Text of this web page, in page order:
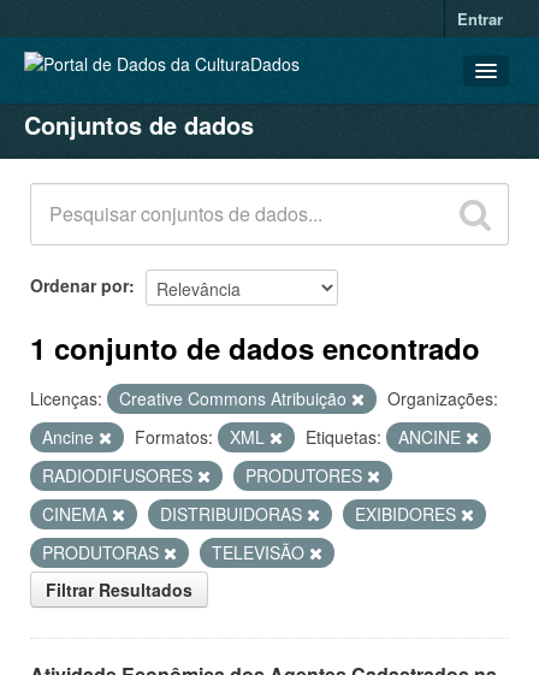
Entrar
CONJUNTOS DE DADOS
ORGANIZAÇÕES
GRUPOS
SOBRE
Conjuntos de dados
Ordenar por
1 conjunto de dados encontrado
Licenças: Creative Commons Atribuição
Organizações:
Ancine
Formatos: XML Etiquetas:
ANCINE
RADIODIFUSORES
PRODUTORES
CINEMA
DISTRIBUIDORAS
EXIBIDORES
PRODUTORAS
TELEVISÃO
Filtrar Resultados